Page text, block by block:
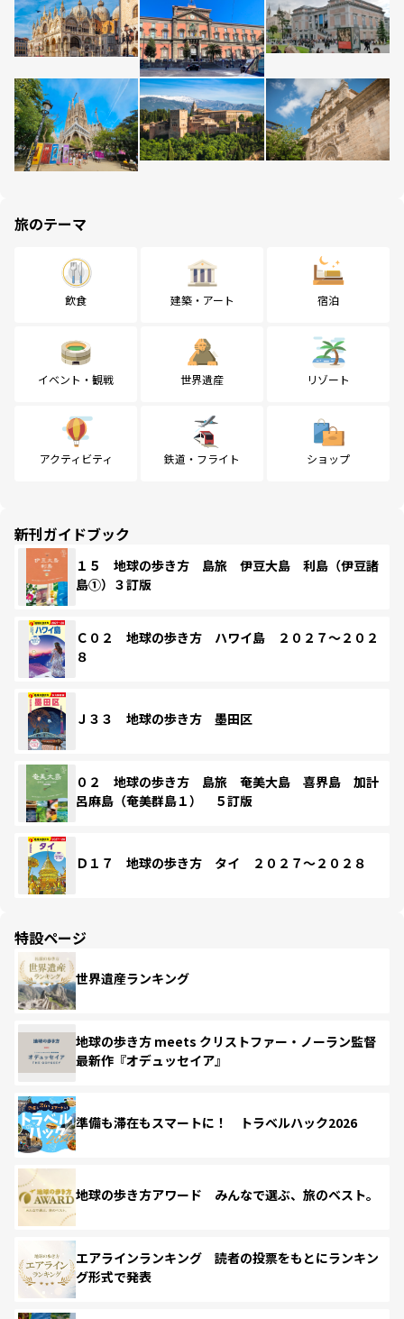
旅のテーマ
飲食 建築・アート 宿泊
イベント・観戦 世界遺産 リゾート
アクティビティ 鉄道・フライト ショップ
新刊ガイドブック
１５ 地球の歩き方 島旅 伊豆大島 利島（伊豆諸
島①）３訂版
Ｃ０２ 地球の歩き方 ハワイ島 ２０２７～２０２
８
Ｊ３３ 地球の歩き方 墨田区
０２ 地球の歩き方 島旅 奄美大島 喜界島 加計
呂麻島（奄美群島１） ５訂版
Ｄ１７ 地球の歩き方 タイ ２０２７～２０２８
特設ページ
世界遺産ランキング
地球の歩き方 meets クリストファー・ノーラン監督
最新作『オデュッセイア』
準備も滞在もスマートに！ トラベルハック2026
地球の歩き方アワード みんなで選ぶ、旅のベスト。
エアラインランキング 読者の投票をもとにランキン
グ形式で発表